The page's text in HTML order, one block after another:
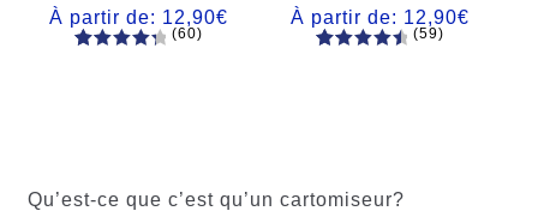
À partir de: 12,90€
client
(60)
À partir de: 12,90€
(59)
Qu’est-ce que c’est qu’un cartomiseur?